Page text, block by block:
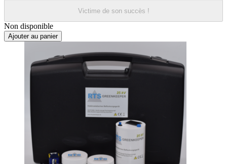
Victime de son succès !
Non disponible
Ajouter au panier